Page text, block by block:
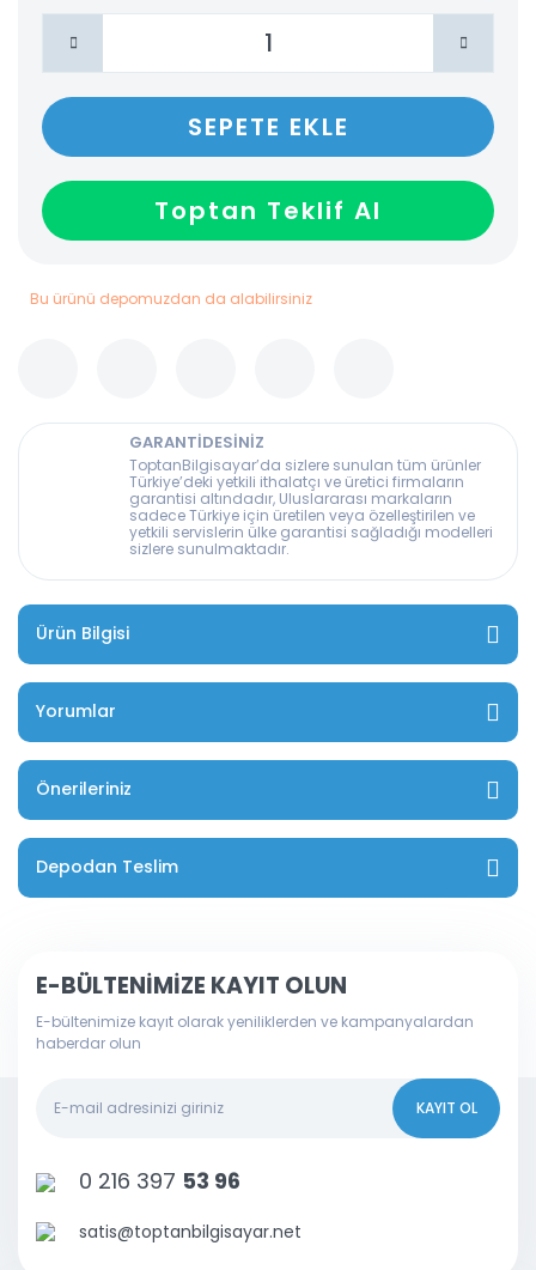
SEPETE EKLE
Toptan Teklif Al
Bu ürünü depomuzdan da alabilirsiniz
GARANTİDESİNİZ
ToptanBilgisayar’da sizlere sunulan tüm ürünler
Türkiye’deki yetkili ithalatçı ve üretici firmaların
garantisi altındadır, Uluslararası markaların
sadece Türkiye için üretilen veya özelleştirilen ve
yetkili servislerin ülke garantisi sağladığı modelleri
sizlere sunulmaktadır.
Ürün Bilgisi
Yorumlar
Önerileriniz
Depodan Teslim
E-BÜLTENİMİZE KAYIT OLUN
E-bültenimize kayıt olarak yeniliklerden ve kampanyalardan
haberdar olun
KAYIT OL
0 216 397 53 96
satis@toptanbilgisayar.net